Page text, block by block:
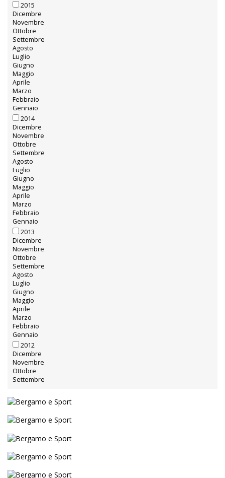
2015
Dicembre
Novembre
Ottobre
Settembre
Agosto
Luglio
Giugno
Maggio
Aprile
Marzo
Febbraio
Gennaio
2014
Dicembre
Novembre
Ottobre
Settembre
Agosto
Luglio
Giugno
Maggio
Aprile
Marzo
Febbraio
Gennaio
2013
Dicembre
Novembre
Ottobre
Settembre
Agosto
Luglio
Giugno
Maggio
Aprile
Marzo
Febbraio
Gennaio
2012
Dicembre
Novembre
Ottobre
Settembre